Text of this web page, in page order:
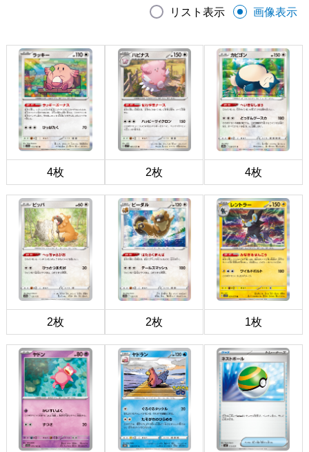
リスト表示 画像表示
4枚 2枚 4枚
2枚 2枚 1枚